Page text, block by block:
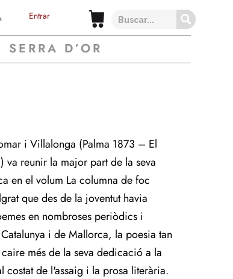
Entrar
SERRA D’OR
i Villalonga (Palma 1873 – El
va reunir la major part de la seva
en el volum La columna de foc
que des de la joventut havia
en nombroses periòdics i
i de Mallorca, la poesia tan
més de la seva dedicació a la
costat de l'assaig i la prosa literària.